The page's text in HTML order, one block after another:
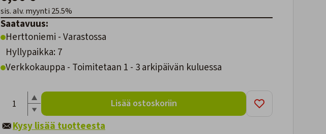
sis. alv. myynti 25.5%
Saatavuus:
Herttoniemi - Varastossa
Hyllypaikka: 7
Verkkokauppa - Toimitetaan 1 - 3 arkipäivän kuluessa
Lisää ostoskoriin
Kysy lisää tuotteesta